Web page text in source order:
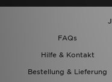
FAQs
Hilfe & Kontakt
Bestellung & Lieferung